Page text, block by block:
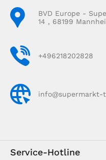
BVD Europe -
14 , 68199
+496218202828
info@supermarkt-
Service-Hotline